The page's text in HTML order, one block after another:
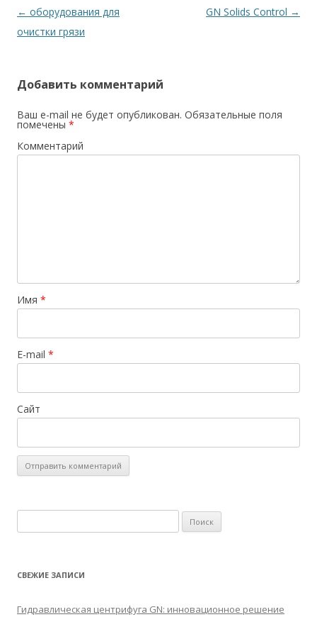
Навигация по записям
← оборудования для
очистки грязи
GN Solids Control →
Добавить комментарий
Ваш e-mail не будет опубликован. Обязательные поля
помечены *
Комментарий
Имя *
E-mail *
Сайт
СВЕЖИЕ ЗАПИСИ
Гидравлическая центрифуга GN: инновационное решение